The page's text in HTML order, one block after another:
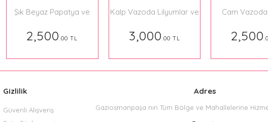
Şık Beyaz Papatya ve
2,500.00 TL
Kalp Vazoda Lilyumlar ve
3,000.00 TL
Cam
2,500
Gizlilik
Güvenli Alışveriş
Adres
Gaziosmanpaşa nın Tüm Bölge ve Mahallelerine